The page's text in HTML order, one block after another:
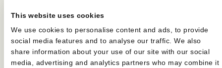
This website uses cookies
We use cookies to personalise content and ads, to provide
social media features and to analyse our traffic. We also
share information about your use of our site with our social
media, advertising and analytics partners who may combine it